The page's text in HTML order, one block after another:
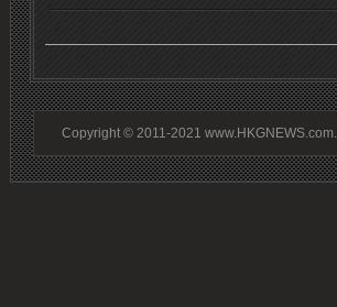
Copyright © 2011-2021